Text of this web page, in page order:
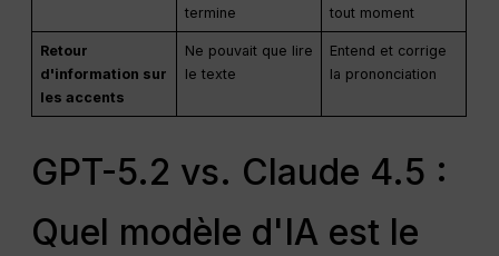
termine
tout moment
Retour
d'information sur
les accents
Ne pouvait que lire
le texte
Entend et corrige
la prononciation
GPT-5.2 vs. Claude 4.5 :
Quel modèle d'IA est le